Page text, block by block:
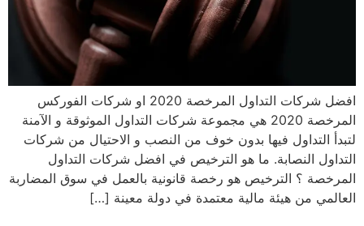
افضل شركات التداول المرخصة 2020 او شركات الفوركس
المرخصة 2020 هي مجموعة شركات التداول الموثوقة و الآمنة
لتبدأ التداول فيها بدون خوف من النصب و الاحتيال من شركات
التداول النصابة. ما هو الترخيص في افضل شركات التداول
المرخصة ؟ الترخيص هو رخصة قانونية بالعمل في سوق المضاربة
العالمي من هيئة مالية معتمدة في دولة معينة […]